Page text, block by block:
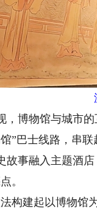
游
博物馆与城市的
”巴士线路，串
故事融入主题酒
。
建起以博物馆为